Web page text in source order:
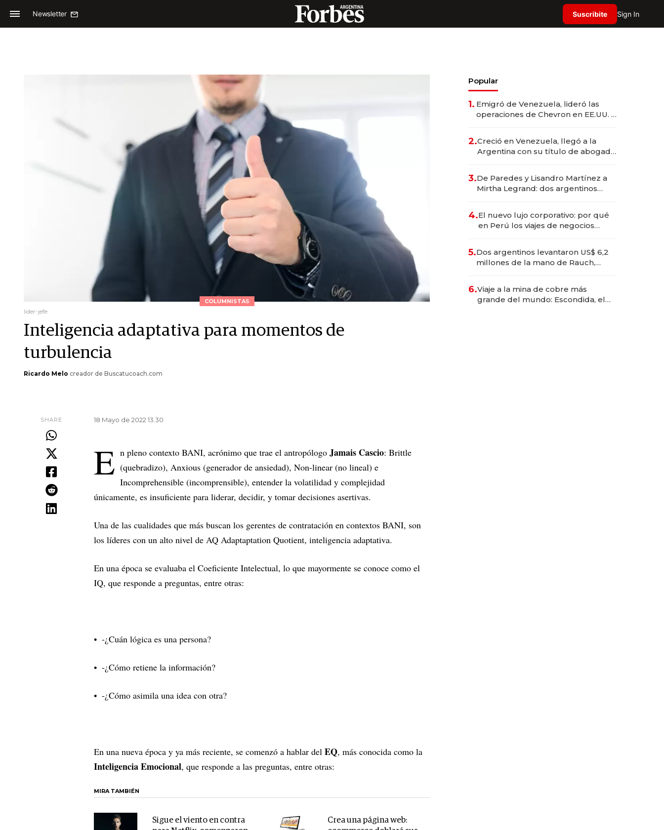
Newsletter Suscribite Sign In
COLUMNISTAS
lider-jefe
Inteligencia adaptativa para momentos de
turbulencia
Ricardo Melo creador de Buscatucoach.com
SHARE 18 Mayo de 2022 13.30
E n pleno contexto BANI, acrónimo que trae el antropólogo Jamais Cascio: Brittle
(quebradizo), Anxious (generador de ansiedad), Non-linear (no lineal) e
Incomprehensible (incomprensible), entender la volatilidad y complejidad
únicamente, es insuficiente para liderar, decidir, y tomar decisiones asertivas.
Una de las cualidades que más buscan los gerentes de contratación en contextos BANI, son
los líderes con un alto nivel de AQ Adaptaptation Quotient, inteligencia adaptativa.
En una época se evaluaba el Coeficiente Intelectual, lo que mayormente se conoce como el
IQ, que responde a preguntas, entre otras:
-¿Cuán lógica es una persona?
-¿Cómo retiene la información?
-¿Cómo asimila una idea con otra?
En una nueva época y ya más reciente, se comenzó a hablar del EQ, más conocida como la
Inteligencia Emocional, que responde a las preguntas, entre otras:
MIRA TAMBIÉN
Sigue el viento en contra
Crea una página web:
Popular
1. Emigró de Venezuela, lideró las
operaciones de Chevron en EE.UU. y
2.Creció en Venezuela, llegó a la
Argentina con su título de abogado
marcas "fast premium"
3.De Paredes y Lisandro Martínez a
Mirtha Legrand: dos argentinos
4.El nuevo lujo corporativo: por qué
en Perú los viajes de negocios
transformadoras
5.Dos argentinos levantaron US$ 6,2
millones de la mano de Rauch,
6.Viaje a la mina de cobre más
grande del mundo: Escondida, el